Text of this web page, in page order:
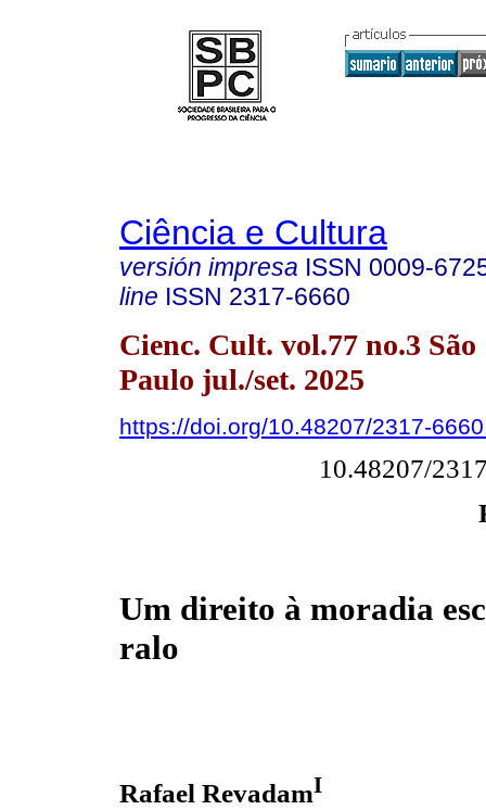
Ciência e Cultura
versión impresa ISSN 0009-
line ISSN 2317-6660
Cienc. Cult. vol.77 no.3 São
Paulo jul./set. 2025
https://doi.org/10.48207/2317-
10.48207/
Um direito à moradia
ralo
Rafael RevadamI